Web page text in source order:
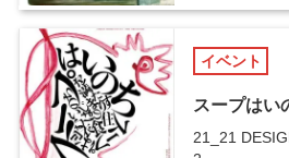
イベント
スープはい
21_21